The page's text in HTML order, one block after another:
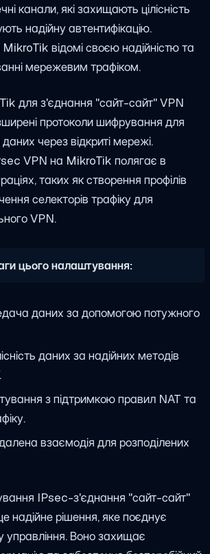
канали, які захищають цілісність
надійну автентифікацію.
відомі своєю надійністю та
мережевим трафіком.
для з'єднання "сайт-сайт" VPN
протоколи шифрування для
через відкриті мережі.
VPN на MikroTik полягає в
таких як створення профілів
селекторів трафіку для
VPN.
цього налаштування:
даних за допомогою потужного
даних за надійних методів
з підтримкою правил NAT та
взаємодія для розподілених
IPsec-з'єднання "сайт-сайт"
надійне рішення, яке поєднує
управління. Воно захищає